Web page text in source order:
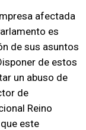
afectada
es
de sus asuntos
de estos
un abuso de
de
Reino
este